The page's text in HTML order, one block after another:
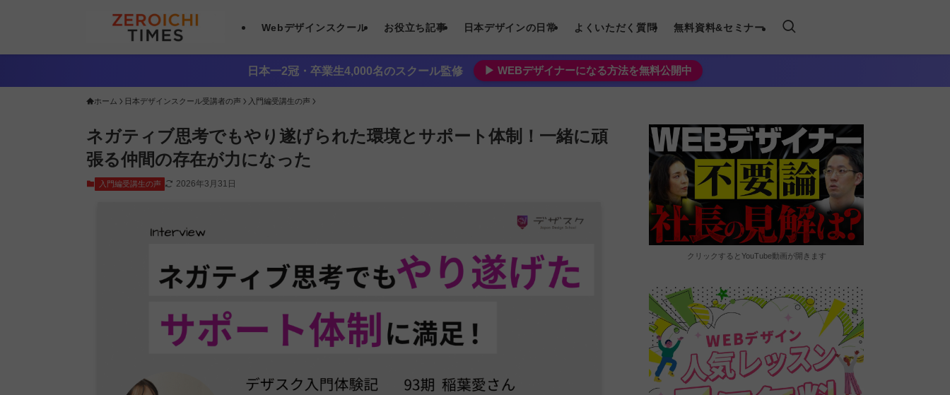
Webデザインスクール お役立ち記事 日本デザインの日常 よくいただく質問 無料資料&セミナー
日本一2冠・卒業生4,000名のスクール監修 ▶︎ WEBデザイナーになる方法を無料公開中
ホーム 日本デザインスクール受講者の声 入門編受講生の声
ネガティブ思考でもやり遂げられた環境とサポート体制！一緒に頑
張る仲間の存在が力になった
入門編受講生の声 2026年3月31日
クリックするとYouTube動画が開きます